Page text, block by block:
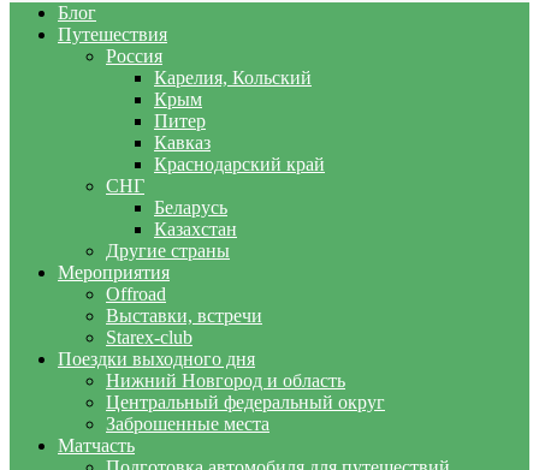
Блог
Путешествия
Россия
Карелия, Кольский
Крым
Питер
Кавказ
Краснодарский край
СНГ
Беларусь
Казахстан
Другие страны
Мероприятия
Offroad
Выставки, встречи
Starex-club
Поездки выходного дня
Нижний Новгород и область
Центральный федеральный округ
Заброшенные места
Матчасть